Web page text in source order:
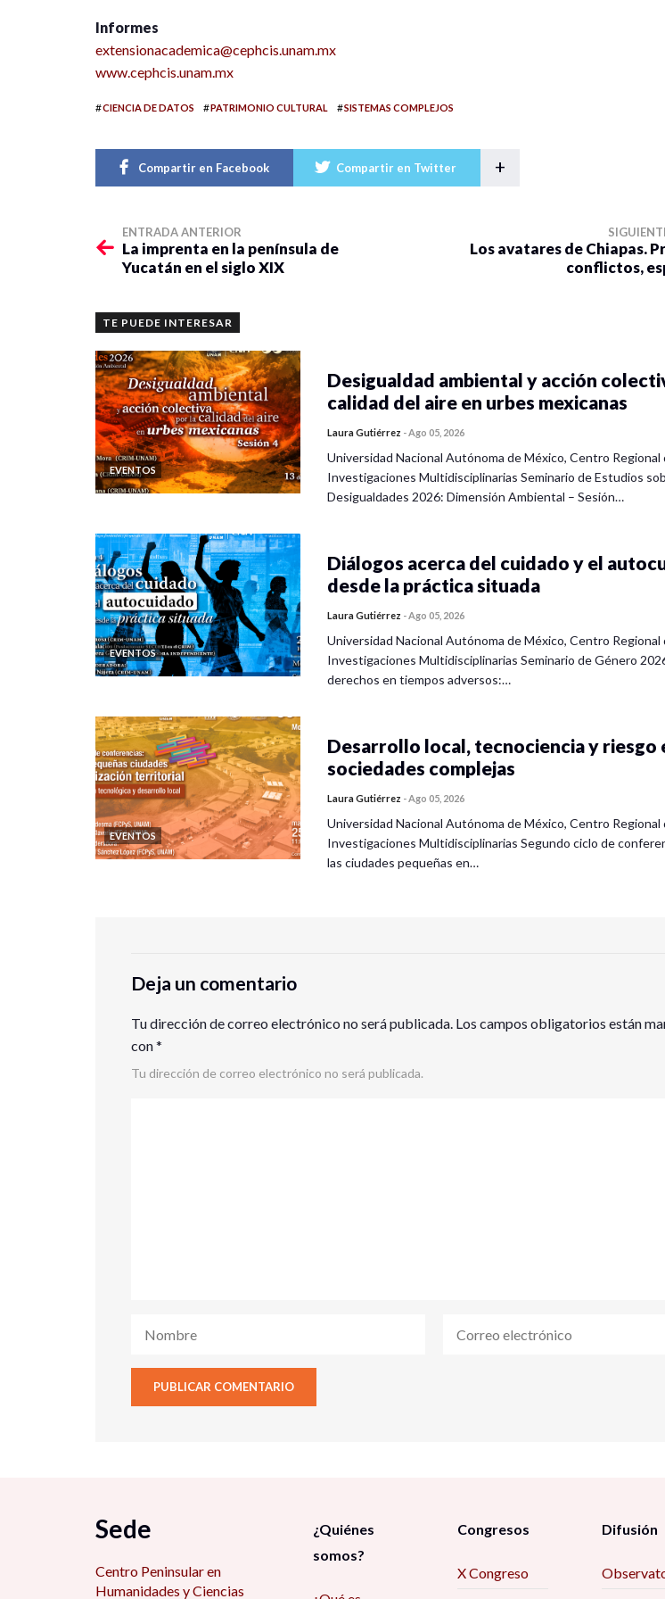
Informes
extensionacademica@cephcis.unam.mx
www.cephcis.unam.mx
#CIENCIA DE DATOS #PATRIMONIO CULTURAL #SISTEMAS COMPLEJOS
Compartir en Facebook Compartir en Twitter +
ENTRADA ANTERIOR
La imprenta en la península de
Yucatán en el siglo XIX
Los avatares de Chiapas.
conflictos,
TE PUEDE INTERESAR
EVENTOS
Desigualdad ambiental y acción
calidad del aire en urbes mexicanas
Laura Gutiérrez -Ago 05, 2026
Universidad Nacional Autónoma de México, Centro Regional
Investigaciones Multidisciplinarias Seminario de Estudios
Desigualdades 2026: Dimensión Ambiental – Sesión…
EVENTOS
Diálogos acerca del cuidado y el
desde la práctica situada
Laura Gutiérrez -Ago 05, 2026
Universidad Nacional Autónoma de México, Centro Regional
Investigaciones Multidisciplinarias Seminario de Género
derechos en tiempos adversos:…
EVENTOS
Desarrollo local, tecnociencia y riesgo
sociedades complejas
Laura Gutiérrez -Ago 05, 2026
Universidad Nacional Autónoma de México, Centro Regional
Investigaciones Multidisciplinarias Segundo ciclo de
las ciudades pequeñas en…
Deja un comentario
Tu dirección de correo electrónico no será publicada. Los campos obligatorios están
con*
Tu dirección de correo electrónico no será publicada.
Sede
Centro Peninsular en
Humanidades y Ciencias
¿Quiénes
somos?
Congresos
X Congreso
Difusión